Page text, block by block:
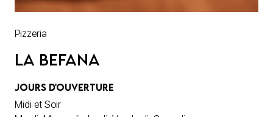
Pizzeria
La Befana
JOURS D'OUVERTURE
Midi et Soir